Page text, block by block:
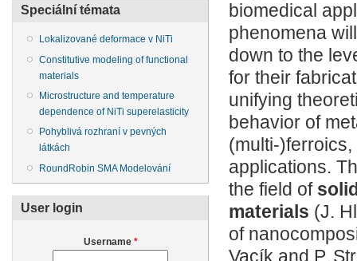
Speciální témata
Lokalizované deformace v NiTi
Constitutive modeling of functional
materials
Microstructure and temperature
dependence of NiTi superelasticity
Pohyblivá rozhraní v pevných
látkách
RoundRobin SMA Modelování
User login
Username *
biomedical
phenomena
down to the
for their
unifying
behavior of
(multi-
applications.
the field of
materials (J.
of
Vacík and P.